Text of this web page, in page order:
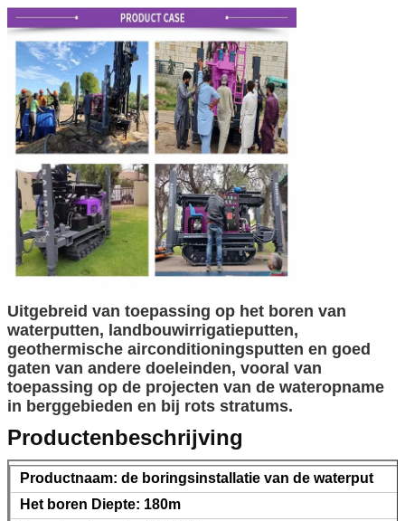
Uitgebreid van toepassing op het boren van
waterputten, landbouwirrigatieputten,
geothermische airconditioningsputten en goed
gaten van andere doeleinden, vooral van
toepassing op de projecten van de wateropname
in berggebieden en bij rots stratums.
Productenbeschrijving
Productnaam: de boringsinstallatie van de waterput
Het boren Diepte: 180m